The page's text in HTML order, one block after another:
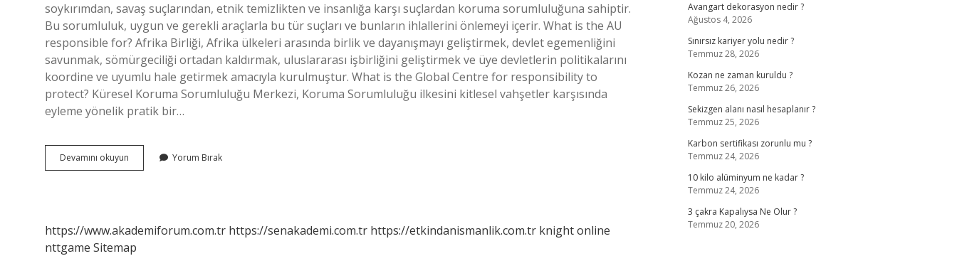
soykırımdan, savaş suçlarından, etnik temizlikten ve insanlığa karşı suçlardan koruma sorumluluğuna sahiptir.
Bu sorumluluk, uygun ve gerekli araçlarla bu tür suçları ve bunların ihlallerini önlemeyi içerir. What is the AU
responsible for? Afrika Birliği, Afrika ülkeleri arasında birlik ve dayanışmayı geliştirmek, devlet egemenliğini
savunmak, sömürgeciliği ortadan kaldırmak, uluslararası işbirliğini geliştirmek ve üye devletlerin politikalarını
koordine ve uyumlu hale getirmek amacıyla kurulmuştur. What is the Global Centre for responsibility to
protect? Küresel Koruma Sorumluluğu Merkezi, Koruma Sorumluluğu ilkesini kitlesel vahşetler karşısında
eyleme yönelik pratik bir…
Devamını okuyun
Is
Protect
Yorum Bırak
https://www.akademiforum.com.tr https://senakademi.com.tr https://etkindanismanlik.com.tr knight online
nttgame Sitemap
Avangart dekorasyon nedir ?
Ağustos 4, 2026
Sınırsız kariyer yolu nedir ?
Temmuz 28, 2026
Kozan ne zaman kuruldu ?
Temmuz 26, 2026
Sekizgen alanı nasıl hesaplanır ?
Temmuz 25, 2026
Karbon sertifikası zorunlu mu ?
Temmuz 24, 2026
10 kilo alüminyum ne kadar ?
Temmuz 24, 2026
3 çakra Kapalıysa Ne Olur ?
Temmuz 20, 2026